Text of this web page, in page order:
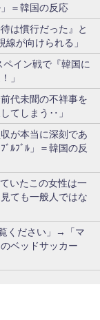
＝韓国の反応
は慣行だった』と
が向けられる」
イン戦で『韓国に
」
代未聞の不祥事を
てしまう‥」
が本当に深刻であ
ﾙﾌﾞﾙ」＝韓国の反
いたこの女性は一
ても一般人ではな
ください」→「マ
ベッドサッカー